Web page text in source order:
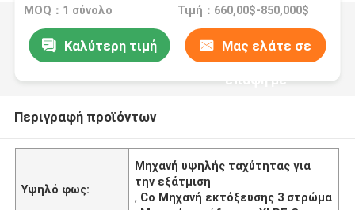
240 τετραγωνικά mm
MOQ：1 σύνολο Τιμή：660,00$-850,000$
Καλύτερη τιμή Μας ελάτε σε
επαφή με
Περιγραφή προϊόντων
Υψηλό φως:
Μηχανή υψηλής ταχύτητας για
την εξάτμιση
, Co Μηχανή εκτόξευσης 3 στρώμα